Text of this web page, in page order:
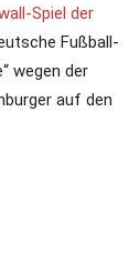
Spiel der
Fußball-
wegen der
auf den